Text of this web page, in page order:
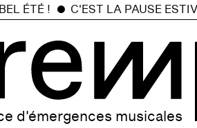
ÉTÉ ! C'EST LA PAUSE
d'émergences musicales